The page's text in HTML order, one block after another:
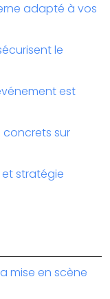
adapté à vos
le
est
concrets sur
et stratégie
mise en scène